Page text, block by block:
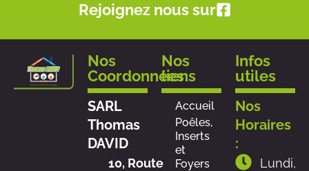
Rejoignez nous sur
Nos
Coordonnées
SARL
Thomas
DAVID
10, Route
Nos
liens
Accueil
Poêles,
Inserts
et
Foyers
Infos
utiles
Nos
Horaires
:
Lundi,